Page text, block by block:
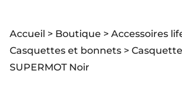
NOUVEAUTÉS
Accueil > Boutique > Accessoires
Casquettes et bonnets >
SUPERMOT Noir